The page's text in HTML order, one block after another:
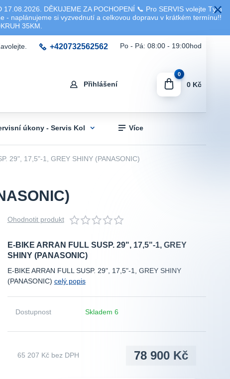
DĚKUJEME ZA POCHOPENÍ 📞 Pro SERVIS volejte Tým
- naplánujeme si vyzvednutí a celkovou dopravu v krátkém termínu!!
35KM.
Přihlášení
+420732562562 Po - Pá: 08:00 - 19:00hod
0
0 Kč
úkony - Servis Kol Více
29", 17,5"-1, GREY SHINY (PANASONIC)
Ohodnotit produkt
E-BIKE ARRAN FULL SUSP. 29", 17,5"-1, GREY
SHINY (PANASONIC)
E-BIKE ARRAN FULL SUSP. 29", 17,5"-1, GREY SHINY
(PANASONIC) celý popis
Dostupnost Skladem 6
78 900 Kč
65 207 Kč bez DPH